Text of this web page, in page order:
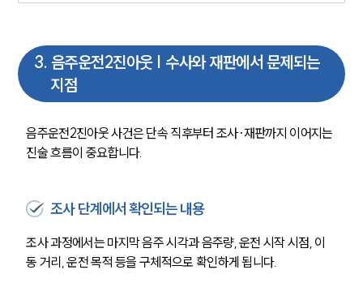
3. 음주운전2진아웃 | 수사와 재판에서 문제되는
지점
음주운전2진아웃 사건은 단속 직후부터 조사·재판까지 이어지는
진술 흐름이 중요합니다.
조사 단계에서 확인되는 내용
조사 과정에서는 마지막 음주 시각과 음주량, 운전 시작 시점, 이
동 거리, 운전 목적 등을 구체적으로 확인하게 됩니다.